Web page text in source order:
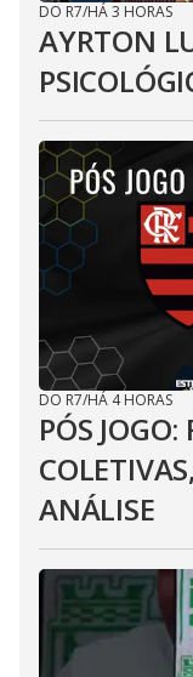
DO R7/HÁ 3 HORAS
AYRTON
DO R7/HÁ 4 HORAS
PÓS
ANÁLISE